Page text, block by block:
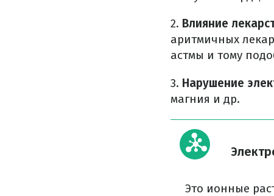
2. Влияние
аритмичных
астмы и тому
3. Нарушение
магния и др.
Это ионные